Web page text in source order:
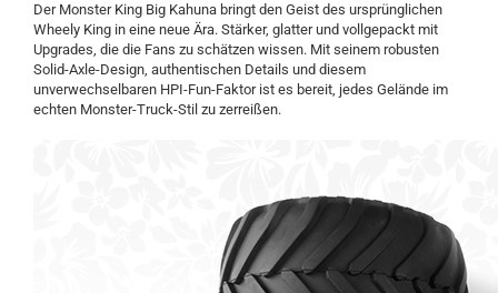
Der Monster King Big Kahuna bringt den Geist des ursprünglichen
Wheely King in eine neue Ära. Stärker, glatter und vollgepackt mit
Upgrades, die die Fans zu schätzen wissen. Mit seinem robusten
Solid-Axle-Design, authentischen Details und diesem
unverwechselbaren HPI-Fun-Faktor ist es bereit, jedes Gelände im
echten Monster-Truck-Stil zu zerreißen.